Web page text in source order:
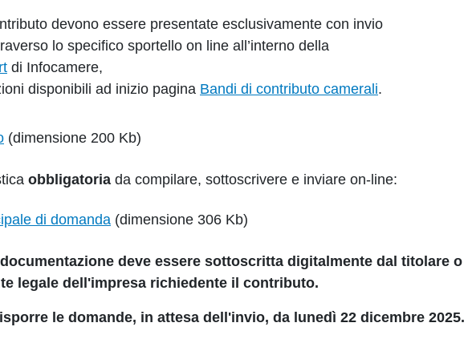
devono essere presentate esclusivamente con invio
lo specifico sportello on line all’interno della
di Infocamere,
disponibili ad inizio pagina Bandi di contributo camerali.
(dimensione 200 Kb)
obbligatoria da compilare, sottoscrivere e inviare on-line:
di domanda (dimensione 306 Kb)
deve essere sottoscritta digitalmente dal titolare o
legale dell'impresa richiedente il contributo.
le domande, in attesa dell'invio, da lunedì 22 dicembre 2025.